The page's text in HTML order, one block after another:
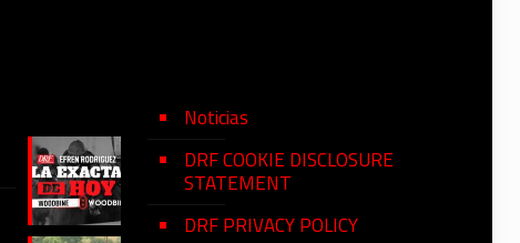
Noticias
DRF COOKIE DISCLOSURE
STATEMENT
DRF PRIVACY POLICY